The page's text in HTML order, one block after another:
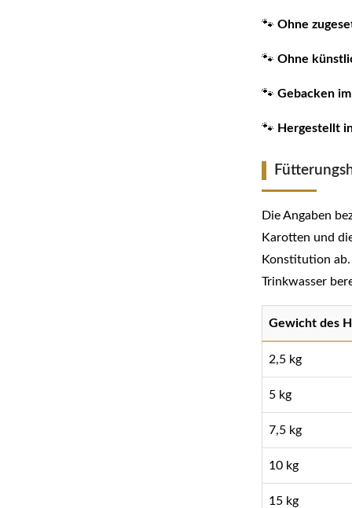
🐾 Ohne
🐾 Ohne
🐾 Gebacken
🐾 Hergestellt
Die Angaben
Karotten und
Konstitution
Trinkwasser
Gewicht des
2,5 kg
5 kg
7,5 kg
10 kg
15 kg